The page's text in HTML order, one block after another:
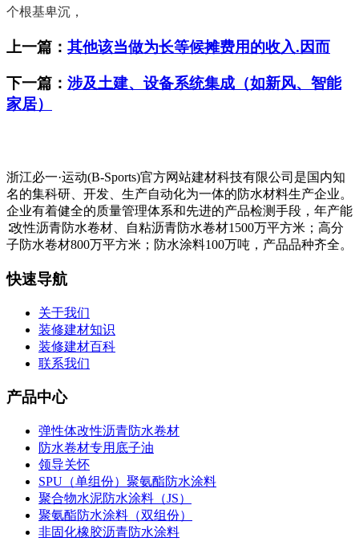
个根基卑沉，
上一篇： 其他该当做为长等候摊费用的收入.因而
下一篇： 涉及土建、设备系统集成（如新风、智能
家居）
浙江必一·运动(B-Sports)官方网站建材科技有限公司是国内知
名的集科研、开发、生产自动化为一体的防水材料生产企业。
企业有着健全的质量管理体系和先进的产品检测手段，年产能
∶改性沥青防水卷材、自粘沥青防水卷材1500万平方米；高分
子防水卷材800万平方米；防水涂料100万吨，产品品种齐全。
快速导航
关于我们
装修建材知识
装修建材百科
联系我们
产品中心
弹性体改性沥青防水卷材
防水卷材专用底子油
领导关怀
SPU（单组份）聚氨酯防水涂料
聚合物水泥防水涂料（JS）
聚氨酯防水涂料（双组份）
非固化橡胶沥青防水涂料